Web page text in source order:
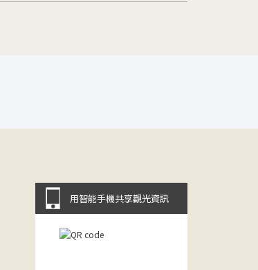
用智能手機共享觀光資訊